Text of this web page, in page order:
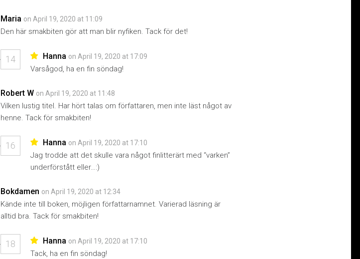
Maria on April 19, 2020 at 11:09
Den här smakbiten gör att man blir nyfiken. Tack för det!
14 Hanna on April 19, 2020 at 17:09
Varsågod, ha en fin söndag!
Robert W on April 19, 2020 at 11:48
Vilken lustig titel. Har hört talas om författaren, men inte läst något av
henne. Tack för smakbiten!
16 Hanna on April 19, 2020 at 17:10
Jag trodde att det skulle vara något finlitterärt med “varken”
underförstått eller…:)
Bokdamen on April 19, 2020 at 12:34
Kände inte till boken, möjligen författarnamnet. Varierad läsning är
alltid bra. Tack för smakbiten!
18 Hanna on April 19, 2020 at 17:10
Tack, ha en fin söndag!